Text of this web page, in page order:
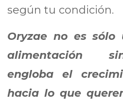
según tu condición.
Oryzae no es sólo
alimentación
engloba el
hacia lo que